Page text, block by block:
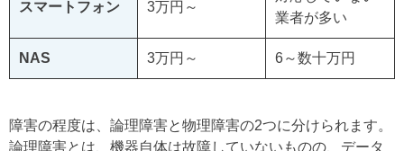
スマートフォン 3万円～
業者が多い
NAS 3万円～ 6～数十万円
障害の程度は、論理障害と物理障害の2つに分けられます。
論理障害とは、機器自体は故障していないものの、データ